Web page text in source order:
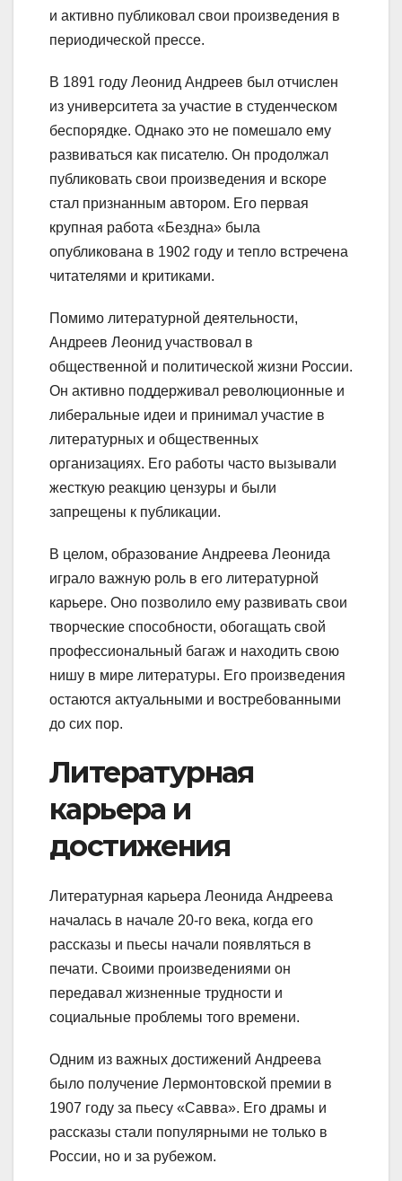
и активно публиковал свои произведения в
периодической прессе.
В 1891 году Леонид Андреев был отчислен
из университета за участие в студенческом
беспорядке. Однако это не помешало ему
развиваться как писателю. Он продолжал
публиковать свои произведения и вскоре
стал признанным автором. Его первая
крупная работа «Бездна» была
опубликована в 1902 году и тепло встречена
читателями и критиками.
Помимо литературной деятельности,
Андреев Леонид участвовал в
общественной и политической жизни России.
Он активно поддерживал революционные и
либеральные идеи и принимал участие в
литературных и общественных
организациях. Его работы часто вызывали
жесткую реакцию цензуры и были
запрещены к публикации.
В целом, образование Андреева Леонида
играло важную роль в его литературной
карьере. Оно позволило ему развивать свои
творческие способности, обогащать свой
профессиональный багаж и находить свою
нишу в мире литературы. Его произведения
остаются актуальными и востребованными
до сих пор.
Литературная
карьера и
достижения
Литературная карьера Леонида Андреева
началась в начале 20-го века, когда его
рассказы и пьесы начали появляться в
печати. Своими произведениями он
передавал жизненные трудности и
социальные проблемы того времени.
Одним из важных достижений Андреева
было получение Лермонтовской премии в
1907 году за пьесу «Савва». Его драмы и
рассказы стали популярными не только в
России, но и за рубежом.